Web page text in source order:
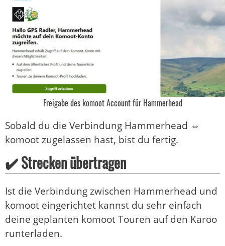
Freigabe des komoot Account für Hammerhead
Sobald du die Verbindung Hammerhead ⇔
komoot zugelassen hast, bist du fertig.
✔️ Strecken übertragen
Ist die Verbindung zwischen Hammerhead und
komoot eingerichtet kannst du sehr einfach
deine geplanten komoot Touren auf den Karoo
runterladen.